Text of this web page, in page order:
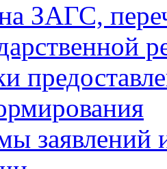
ЗАГС,
заявлений